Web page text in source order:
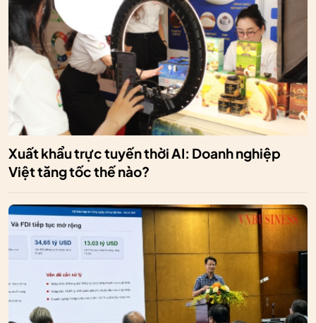
Xuất khẩu trực tuyến thời AI: Doanh nghiệp
Việt tăng tốc thế nào?